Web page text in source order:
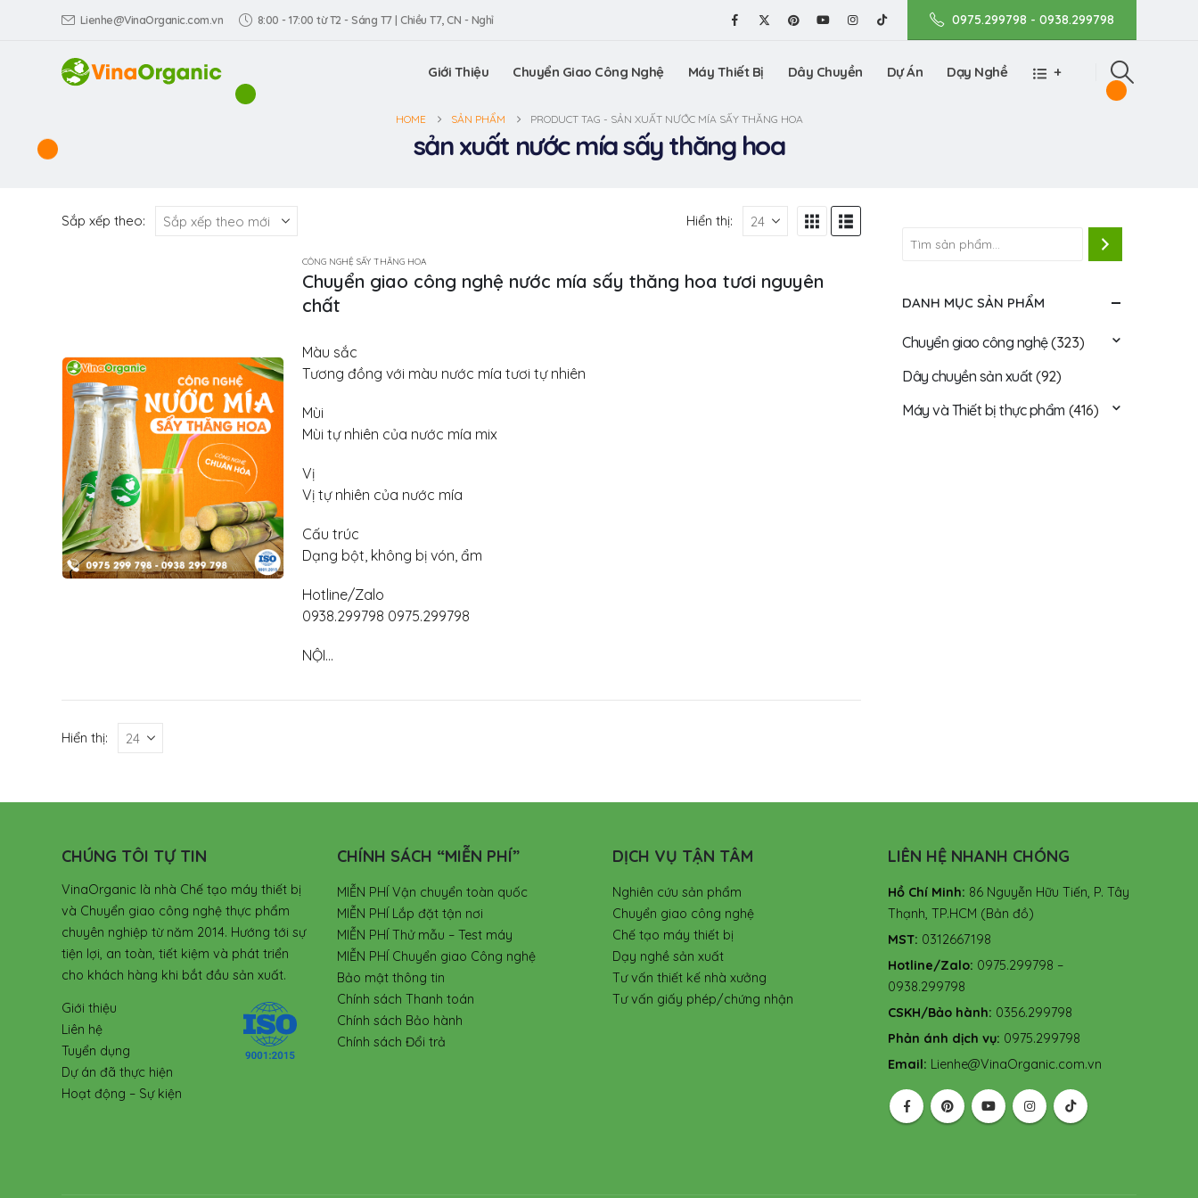
Lienhe@VinaOrganic.com.vn 8:00 - 17:00 từ T2 - Sáng T7 | Chiều T7, CN - Nghỉ 0975.299798 - 0938.299798
Giới Thiệu Chuyển Giao Công Nghệ Máy Thiết Bị Dây Chuyền Dự Án Dạy Nghề +
HOME SẢN PHẨM PRODUCT TAG - SẢN XUẤT NƯỚC MÍA SẤY THĂNG HOA
sản xuất nước mía sấy thăng hoa
Sắp xếp theo: Hiển thị:
CÔNG NGHỆ SẤY THĂNG HOA
Chuyển giao công nghệ nước mía sấy thăng hoa tươi nguyên
chất
Màu sắc
Tương đồng với màu nước mía tươi tự nhiên
Mùi
Mùi tự nhiên của nước mía mix
Vị
Vị tự nhiên của nước mía
Cấu trúc
Dạng bột, không bị vón, ẩm
Hotline/Zalo
0938.299798 0975.299798
NỘI…
Hiển thị:
DANH MỤC SẢN PHẨM
Chuyển giao công nghệ(323)
Dây chuyền sản xuất(92)
Máy và Thiết bị thực phẩm (416)
CHÚNG TÔI TỰ TIN
VinaOrganic là nhà Chế tạo máy thiết bị
và Chuyển giao công nghệ thực phẩm
chuyên nghiệp từ năm 2014. Hướng tới sự
tiện lợi, an toàn, tiết kiệm và phát triển
cho khách hàng khi bắt đầu sản xuất.
Giới thiệu
Liên hệ
Tuyển dụng
Dự án đã thực hiện
Hoạt động – Sự kiện
CHÍNH SÁCH “MIỄN PHÍ”
MIỄN PHÍ Vận chuyển toàn quốc
MIỄN PHÍ Lắp đặt tận nơi
MIỄN PHÍ Thử mẫu – Test máy
MIỄN PHÍ Chuyển giao Công nghệ
Bảo mật thông tin
Chính sách Thanh toán
Chính sách Bảo hành
Chính sách Đổi trả
DỊCH VỤ TẬN TÂM
Nghiên cứu sản phẩm
Chuyển giao công nghệ
Chế tạo máy thiết bị
Dạy nghề sản xuất
Tư vấn thiết kế nhà xưởng
Tư vấn giấy phép/chứng nhận
LIÊN HỆ NHANH CHÓNG
Hồ Chí Minh: 86 Nguyễn Hữu Tiến, P. Tây
Thạnh, TP.HCM (Bản đồ)
MST: 0312667198
Hotline/Zalo: 0975.299798 –
0938.299798
CSKH/Bảo hành: 0356.299798
Phản ánh dịch vụ: 0975.299798
Email: Lienhe@VinaOrganic.com.vn